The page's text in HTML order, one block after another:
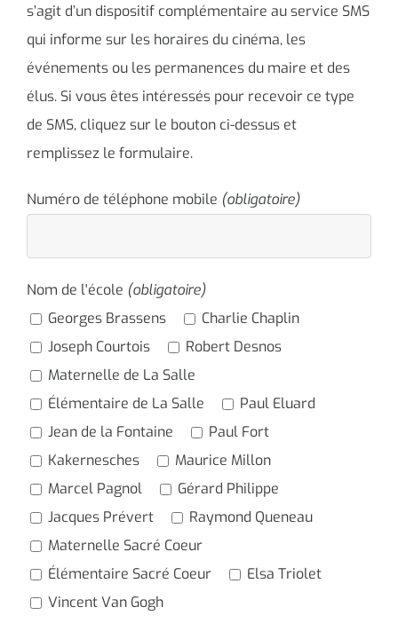
Contacter le maire
s’agit d’un dispositif complémentaire au service SMS
qui informe sur les horaires du cinéma, les
événements ou les permanences du maire et des
élus. Si vous êtes intéressés pour recevoir ce type
de SMS, cliquez sur le bouton ci-dessus et
remplissez le formulaire.
Numéro de téléphone mobile (obligatoire)
Nom de l'école (obligatoire)
Georges Brassens
Charlie Chaplin
Joseph Courtois
Robert Desnos
Maternelle de La Salle
Élémentaire de La Salle
Paul Eluard
Jean de la Fontaine
Paul Fort
Kakernesches
Maurice Millon
Marcel Pagnol
Gérard Philippe
Jacques Prévert
Raymond Queneau
Maternelle Sacré Coeur
Élémentaire Sacré Coeur
Elsa Triolet
Vincent Van Gogh